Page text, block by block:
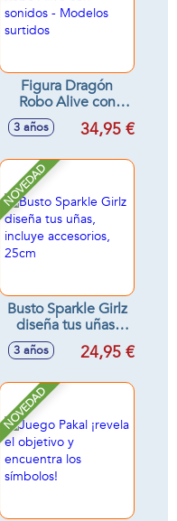
Figura Dragón
Robo Alive con
sonidos - Modelos
surtidos
3 años 34,95 €
NOVEDAD
Busto Sparkle Girlz
diseña tus uñas,
incluye accesorios,
25cm
3 años 24,95 €
NOVEDAD